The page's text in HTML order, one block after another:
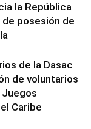
la República
posesión de
de la Dasac
de voluntarios
Juegos
Caribe